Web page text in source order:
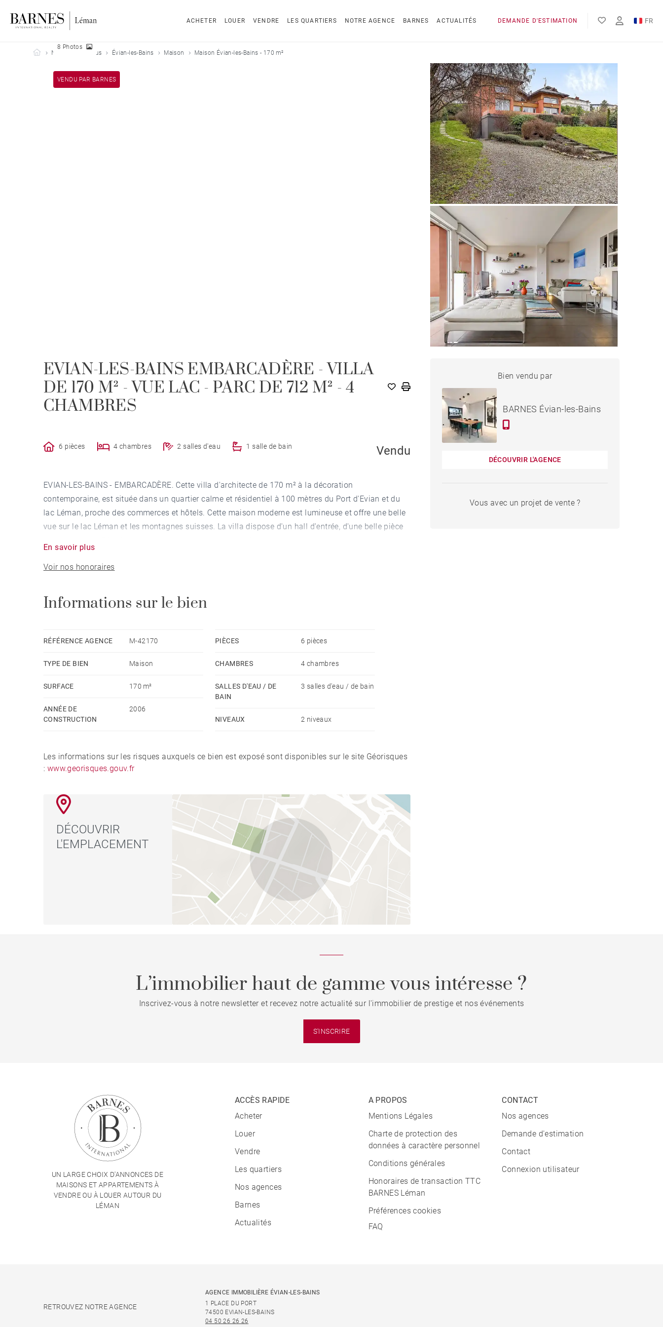
ACHETER LOUER VENDRE LES QUARTIERS NOTRE AGENCE BARNES ACTUALITÉS DEMANDE D'ESTIMATION
FR
Barnes Leman
Nos biens vendus Évian-les-Bains Maison Maison Évian-les-Bains - 170 m²
VENDU PAR BARNES
8 Photos
EVIAN-LES-BAINS EMBARCADÈRE - VILLA
DE 170 M² - VUE LAC - PARC DE 712 M² - 4
CHAMBRES
6 pièces 4 chambres 2 salles d'eau 1 salle de bain Vendu
EVIAN-LES-BAINS - EMBARCADÈRE. Cette villa d'architecte de 170 m² à la décoration
contemporaine, est située dans un quartier calme et résidentiel à 100 mètres du Port d'Evian et du
lac Léman, proche des commerces et hôtels. Cette maison moderne est lumineuse et offre une belle
vue sur le lac Léman et les montagnes suisses. La villa dispose d'un hall d'entrée, d'une belle pièce
et la possibilité d'aménager 2 chambres supplémentaires, ainsi qu'un bureau/bibliothèque ouvert
sur la terrasse côté lac. Cette villa est composée au total de 2 salles de bains et 1 salle d'eau. Un
propriété.
En savoir plus
Voir nos honoraires
Informations sur le bien
RÉFÉRENCE AGENCE M-42170
TYPE DE BIEN Maison
SURFACE 170 m²
ANNÉE DE
CONSTRUCTION
2006
PIÈCES 6 pièces
CHAMBRES 4 chambres
SALLES D'EAU / DE
BAIN
3 salles d'eau / de bain
NIVEAUX 2 niveaux
Les informations sur les risques auxquels ce bien est exposé sont disponibles sur le site Géorisques
: www.georisques.gouv.fr
DÉCOUVRIR
L'EMPLACEMENT
MAISON ÉVIAN-LES-BAINS -
170 M²
Bien vendu par
BARNES Évian-les-Bains
DÉCOUVRIR L'AGENCE
Vous avec un projet de vente ?
L’immobilier haut de gamme vous intéresse ?
Inscrivez-vous à notre newsletter et recevez notre actualité sur l'immobilier de prestige et nos événements
S'INSCRIRE
UN LARGE CHOIX D'ANNONCES DE
MAISONS ET APPARTEMENTS À
VENDRE OU À LOUER AUTOUR DU
LÉMAN
ACCÈS RAPIDE
Acheter
Louer
Vendre
Les quartiers
Nos agences
Barnes
Actualités
A PROPOS
Mentions Légales
Charte de protection des
données à caractère personnel
Conditions générales
Honoraires de transaction TTC
BARNES Léman
Préférences cookies
FAQ
CONTACT
Nos agences
Demande d'estimation
Contact
Connexion utilisateur
RETROUVEZ NOTRE AGENCE
AGENCE IMMOBILIÈRE ÉVIAN-LES-BAINS
1 PLACE DU PORT
74500 EVIAN-LES-BAINS
04 50 26 26 26